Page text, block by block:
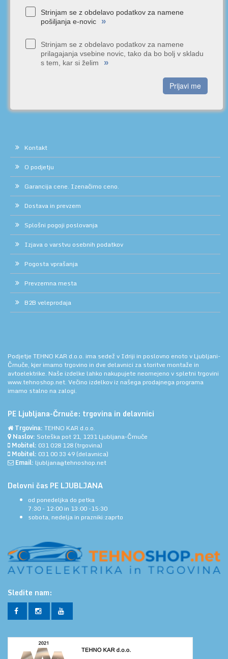
Strinjam se z obdelavo podatkov za namene
pošiljanja e-novic
»
Strinjam se z obdelavo podatkov za namene
prilagajanja vsebine novic, tako da bo bolj v skladu
s tem, kar si želim
»
Prijavi me
Kontakt
O podjetju
Garancija cene. Izenačimo ceno.
Dostava in prevzem
Splošni pogoji poslovanja
Izjava o varstvu osebnih podatkov
Pogosta vprašanja
Prevzemna mesta
B2B veleprodaja
Podjetje TEHNO KAR d.o.o. ima sedež v Idriji in poslovno enoto v Ljubljani-
Črnuče, kjer imamo trgovino in dve delavnici za storitve montaže in
avtoelektrike. Naše izdelke lahko nakupujete neomejeno v spletni trgovini
www.tehnoshop.net. Večino izdelkov iz našega prodajnega programa
imamo stalno na zalogi.
PE Ljubljana-Črnuče: trgovina in delavnici
Trgovina: TEHNO KAR d.o.o.
Naslov: Soteška pot 21, 1231 Ljubljana-Črnuče
Mobitel: 031 028 128 (trgovina)
Mobitel: 031 00 33 49 (delavnica)
Email: ljubljana@tehnoshop.net
Delovni čas PE LJUBLJANA
od ponedeljka do petka
7:30 - 12:00 in 13:00 -15:30
sobota, nedelja in prazniki:zaprto
Sledite nam: